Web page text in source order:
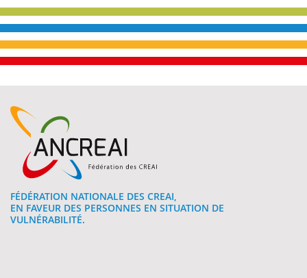
FÉDÉRATION NATIONALE DES CREAI,
EN FAVEUR DES PERSONNES EN SITUATION DE
VULNÉRABILITÉ.